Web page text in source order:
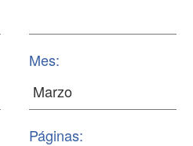
Mes:
Páginas: